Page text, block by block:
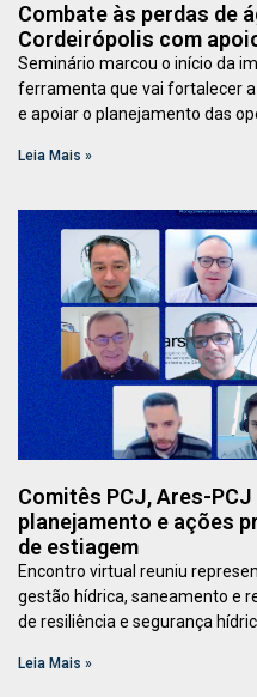
Combate às perdas de
Cordeirópolis com
Seminário marcou o início da
ferramenta que vai fortalecer
e apoiar o planejamento das
Leia Mais »
Comitês PCJ, Ares-
planejamento e ações
de estiagem
Encontro virtual reuniu
gestão hídrica, saneamento e
de resiliência e segurança
Leia Mais »